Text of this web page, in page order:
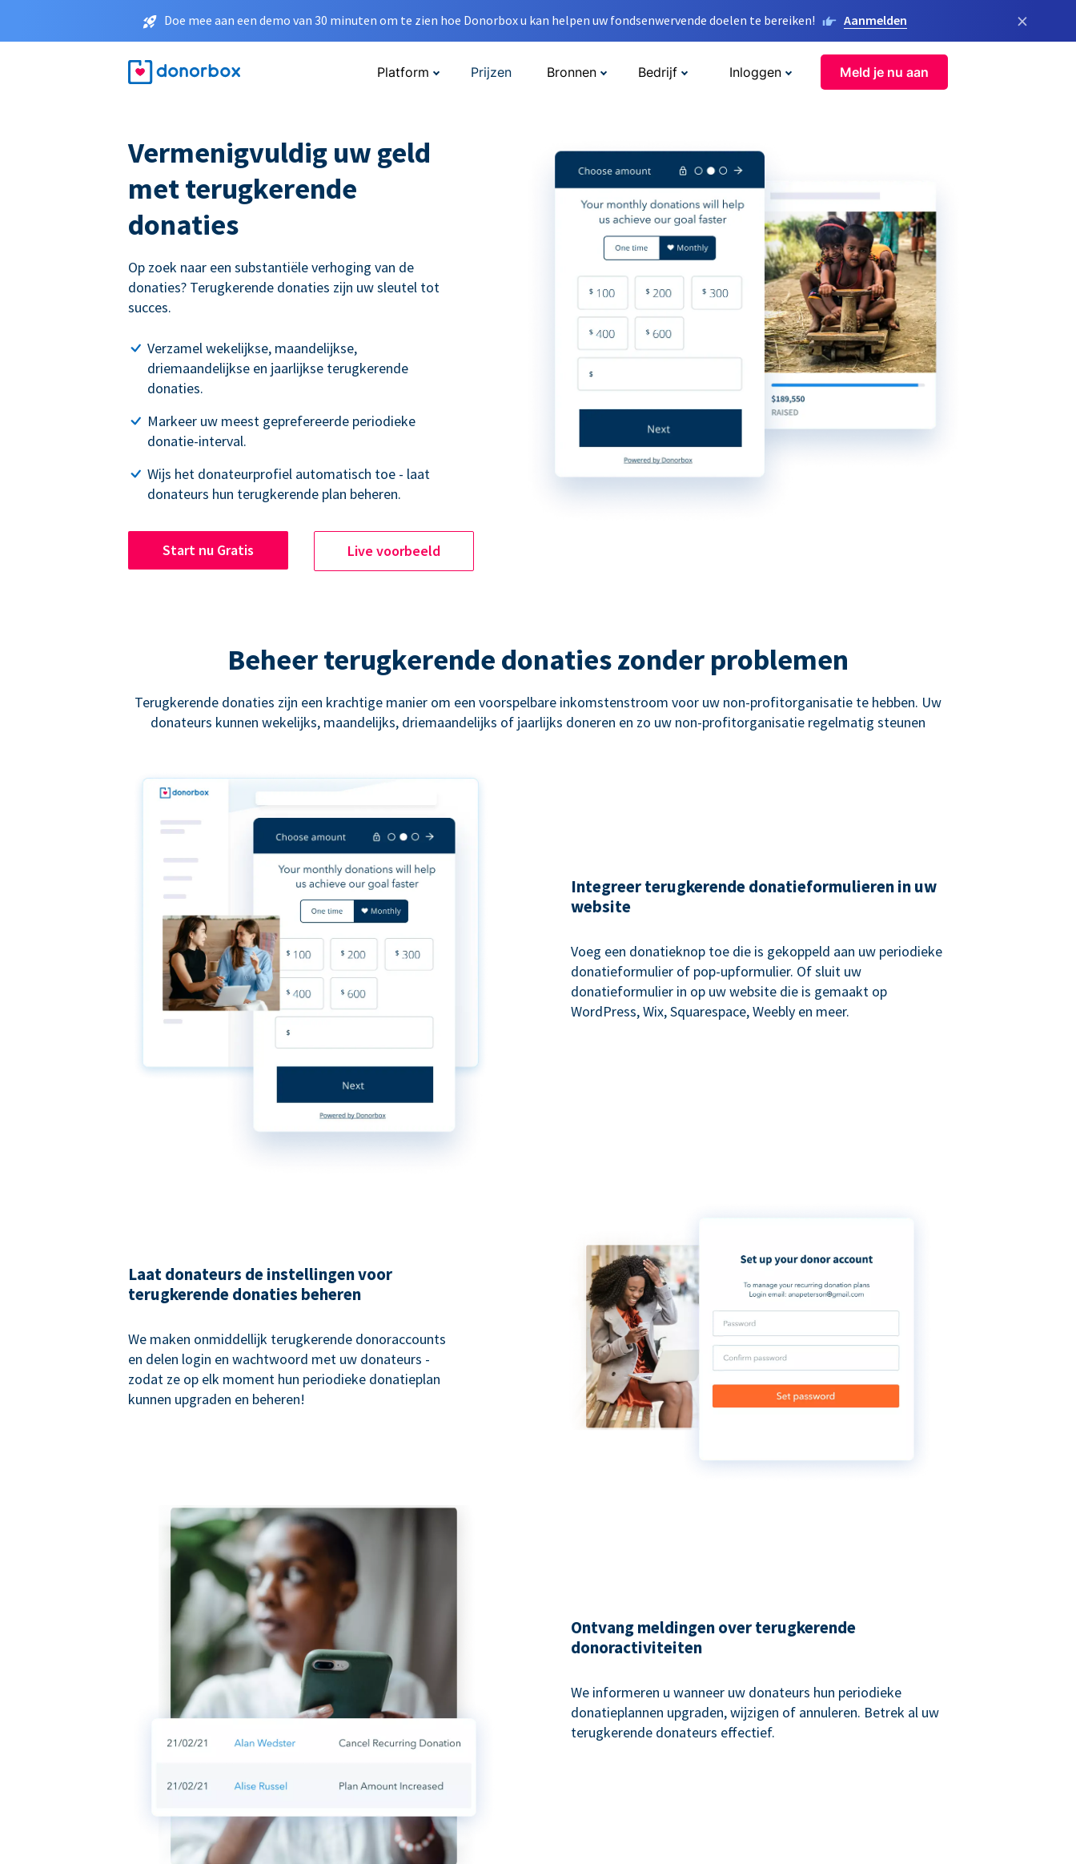
Doe mee aan een demo van 30 minuten om te zien hoe Donorbox u kan helpen uw fondsenwervende doelen te bereiken! Aanmelden ×
Platform Prijzen Bronnen Bedrijf Inloggen Meld je nu aan
Vermenigvuldig uw geld
met terugkerende
donaties
Op zoek naar een substantiële verhoging van de
donaties? Terugkerende donaties zijn uw sleutel tot
succes.
Verzamel wekelijkse, maandelijkse,
driemaandelijkse en jaarlijkse terugkerende
donaties.
Markeer uw meest geprefereerde periodieke
donatie-interval.
Wijs het donateurprofiel automatisch toe - laat
donateurs hun terugkerende plan beheren.
Start nu Gratis Live voorbeeld
Beheer terugkerende donaties zonder problemen
Terugkerende donaties zijn een krachtige manier om een voorspelbare inkomstenstroom voor uw non-profitorganisatie te hebben. Uw
donateurs kunnen wekelijks, maandelijks, driemaandelijks of jaarlijks doneren en zo uw non-profitorganisatie regelmatig steunen
Integreer terugkerende donatieformulieren in uw
website
Voeg een donatieknop toe die is gekoppeld aan uw periodieke
donatieformulier of pop-upformulier. Of sluit uw
donatieformulier in op uw website die is gemaakt op
WordPress, Wix, Squarespace, Weebly en meer.
Laat donateurs de instellingen voor
terugkerende donaties beheren
We maken onmiddellijk terugkerende donoraccounts
en delen login en wachtwoord met uw donateurs -
zodat ze op elk moment hun periodieke donatieplan
kunnen upgraden en beheren!
Ontvang meldingen over terugkerende
donoractiviteiten
We informeren u wanneer uw donateurs hun periodieke
donatieplannen upgraden, wijzigen of annuleren. Betrek al uw
terugkerende donateurs effectief.